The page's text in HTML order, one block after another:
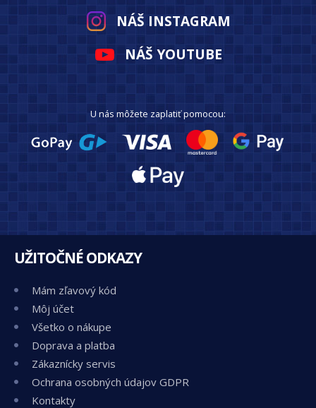
NÁŠ INSTAGRAM
NÁŠ YOUTUBE
U nás môžete zaplatiť pomocou:
UŽITOČNÉ ODKAZY
Mám zľavový kód
Môj účet
Všetko o nákupe
Doprava a platba
Zákaznícky servis
Ochrana osobných údajov GDPR
Kontakty